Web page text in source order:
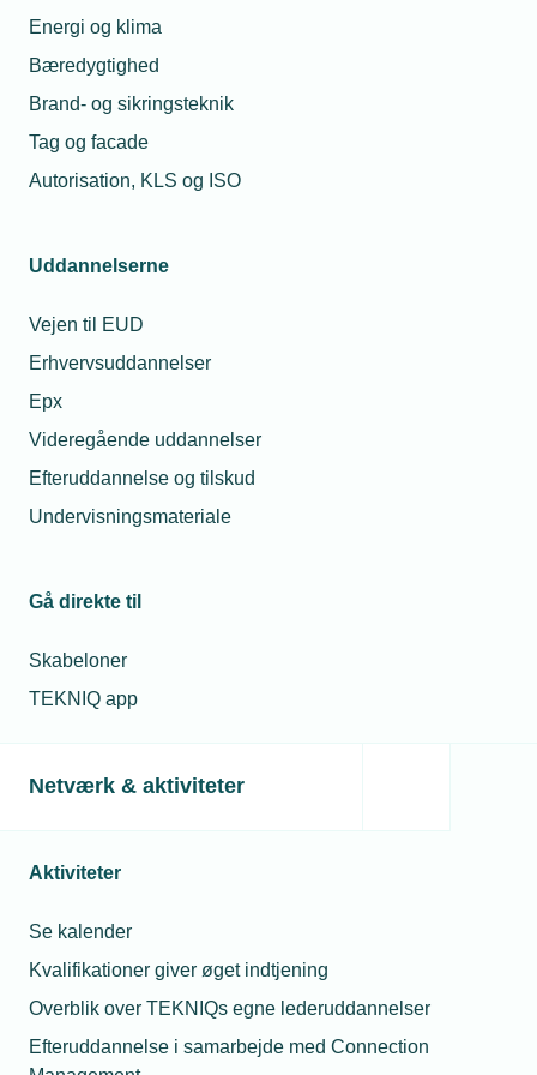
Energi og klima
Bæredygtighed
Brand- og sikringsteknik
Tag og facade
Autorisation, KLS og ISO
Uddannelserne
Vejen til EUD
Erhvervsuddannelser
Epx
Videregående uddannelser
Efteruddannelse og tilskud
Undervisningsmateriale
Gå direkte til
Skabeloner
TEKNIQ app
Netværk & aktiviteter
Aktiviteter
Se kalender
Kvalifikationer giver øget indtjening
Overblik over TEKNIQs egne lederuddannelser
Efteruddannelse i samarbejde med Connection
Webinar: Undgå bøder for CE-mærkede
17. mar. 2025
Relaterede nyheder
06. marts 2025